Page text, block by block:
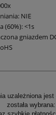
NIE
(60%): <1s
gniazdem
uzależniona
została wybrana: